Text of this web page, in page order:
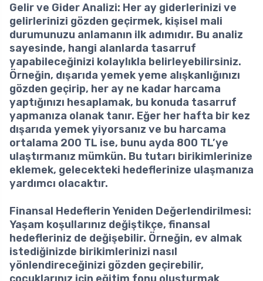
Gelir ve Gider Analizi: Her ay giderlerinizi ve
gelirlerinizi gözden geçirmek, kişisel mali
durumunuzu anlamanın ilk adımıdır. Bu analiz
sayesinde, hangi alanlarda tasarruf
yapabileceğinizi kolaylıkla belirleyebilirsiniz.
Örneğin, dışarıda yemek yeme alışkanlığınızı
gözden geçirip, her ay ne kadar harcama
yaptığınızı hesaplamak, bu konuda tasarruf
yapmanıza olanak tanır. Eğer her hafta bir kez
dışarıda yemek yiyorsanız ve bu harcama
ortalama 200 TL ise, bunu ayda 800 TL’ye
ulaştırmanız mümkün. Bu tutarı birikimlerinize
eklemek, gelecekteki hedeflerinize ulaşmanıza
yardımcı olacaktır.
Finansal Hedeflerin Yeniden Değerlendirilmesi:
Yaşam koşullarınız değiştikçe, finansal
hedefleriniz de değişebilir. Örneğin, ev almak
istediğinizde birikimlerinizi nasıl
yönlendireceğinizi gözden geçirebilir,